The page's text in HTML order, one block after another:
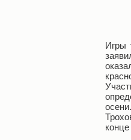
Игры